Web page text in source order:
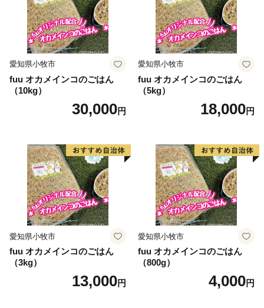
愛知県小牧市
fuu オカメインコのごはん
（10kg）
30,000円
愛知県小牧市
fuu オカメインコのごはん
（5kg）
18,000円
愛知県小牧市
fuu オカメインコのごはん
（3kg）
13,000円
愛知県小牧市
fuu オカメインコのごはん
（800g）
4,000円